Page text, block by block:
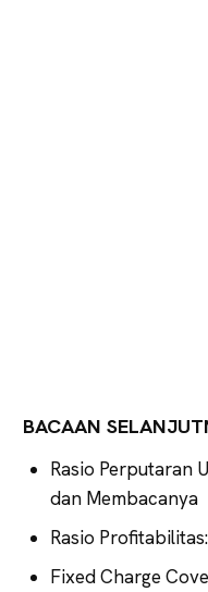
BACAAN
Rasio Perputaran
dan Membacanya
Rasio
Fixed Charge